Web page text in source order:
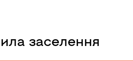
заселення